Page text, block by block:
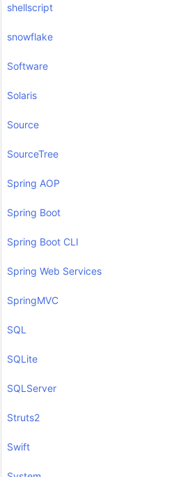
shellscript
snowflake
Software
Solaris
Source
SourceTree
Spring AOP
Spring Boot
Spring Boot CLI
Spring Web Services
SpringMVC
SQL
SQLite
SQLServer
Struts2
Swift